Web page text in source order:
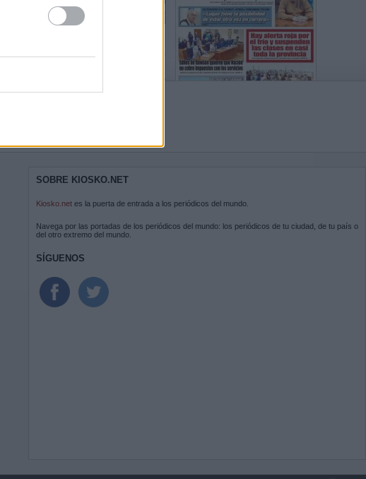
SOBRE KIOSKO.NET
Kiosko.net es la puerta de entrada a los periódicos del mundo.
Navega por las portadas de los periódicos del mundo: los periódicos de tu ciudad, de tu país o
del otro extremo del mundo.
SÍGUENOS